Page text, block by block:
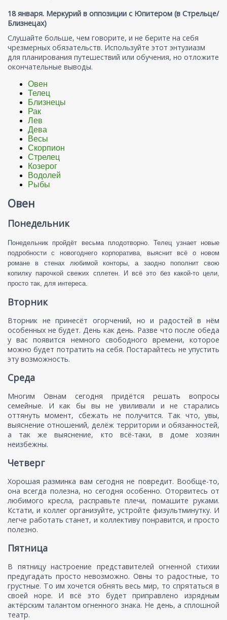
18 января. Меркурий в оппозиции с Юпитером (в Стрельце/
Близнецах)
Слушайте больше, чем говорите, и не берите на себя
чрезмерных обязательств. Используйте этот энтузиазм
для планирования путешествий или обучения, но отложите
окончательные выводы.
Овен
Телец
Близнецы
Рак
Лев
Дева
Весы
Скорпион
Стрелец
Козерог
Водолей
Рыбы
Овен
Понедельник
Понедельник пройдёт весьма плодотворно. Телец узнает новые
подробности с новогоднего корпоратива, выяснит всё о новом
романе в стенах любимой конторы, а заодно пополнит свою
копилку парочкой свежих сплетен. И всё это без какой-то цели,
просто так, для интереса.
Вторник
Вторник не принесёт огорчений, но и радостей в нём
особенных не будет. День как день. Разве что после обеда
у вас появится немного свободного времени, которое
можно будет потратить на себя. Постарайтесь не упустить
эту возможность.
Среда
Многим Овнам сегодня придётся решать вопросы
семейные. И как бы вы не увиливали и не старались
оттянуть момент, сбежать не получится. Так что, увы,
выяснение отношений, делёж территории и обязанностей,
а так же выяснение, кто всё-таки, в доме хозяин
неизбежны.
Четверг
Хорошая разминка вам сегодня не повредит. Вообще-то,
она всегда полезна, но сегодня особенно. Оторвитесь от
любимого кресла, расправьте плечи, помашите руками.
Кстати, и коллег организуйте, устройте физультминутку. И
легче работать станет, и коллективу понравится, и просто
полезно.
Пятница
В пятницу настроение представителей огненной стихии
предугадать просто невозможно. Овны то радостные, то
грустные. То им хочется обнять весь мир, то спрятаться в
своей норе. И всё это будет приправлено изрядным
актёрским талантом огненного знака. Не день, а сплошной
театр.